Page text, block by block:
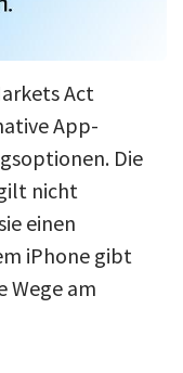
Act
App-
Die
nicht
einen
iPhone gibt
Wege am